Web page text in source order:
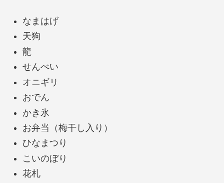
なまはげ
天狗
龍
せんべい
オニギリ
おでん
かき氷
お弁当（梅干し入り）
ひなまつり
こいのぼり
花札